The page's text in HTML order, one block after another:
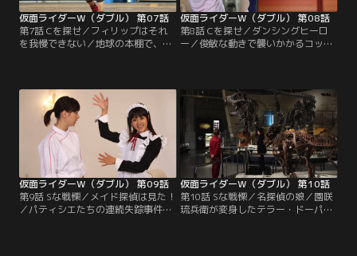
仮面ライダーW（ダブル） 第07話
第7話 Cを探せ／フィリップはそれ
を我慢できない／地球の本棚で、鍵
トリートダンスの技らしい。「この
ままじゃ夜も眠れない」。組織から
狙われているから不用意に出歩く
な、という翔太郎の忠告も聞かず
に、フィリップは外へ出ていってし
まう。
仮面ライダーW（ダブル） 第08話
第8話 Cを探せ／ダンシングヒーロ
ー／俊敏な動きで襲いかかるコック
しまった！見つけ出して取り返すと
息巻く翔太郎だが、フィリップはヘ
ブンズトルネードを見ることにしか
興味がない。仕方なく翔太郎はフィ
リップの検索無しでコックローチに
迫ることにした。
仮面ライダーW（ダブル） 第09話
第9話 Sな戦慄／メイド探偵は見た！
／パティシエたちの連続失踪事件の
仮面ライダーW（ダブル） 第10話
第10話 Sな戦慄／名探偵の娘／園咲
琉兵衛が変身したテラー・ドーパン